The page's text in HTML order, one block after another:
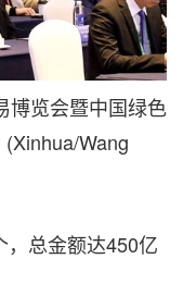
博览会暨中国绿色
Wang
，总金额达450亿